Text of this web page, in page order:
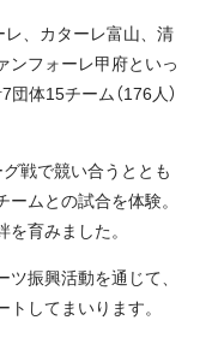
、カターレ富山、清
ンフォーレ甲府といっ
体15チーム（176人）
戦で競い合うととも
ムとの試合を体験。
育みました。
振興活動を通じて、
してまいります。